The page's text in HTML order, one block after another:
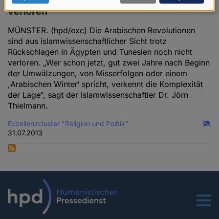
verloren“
MÜNSTER. (hpd/exc) Die Arabischen Revolutionen
sind aus islamwissenschaftlicher Sicht trotz
Rückschlagen in Ägypten und Tunesien noch nicht
verloren. „Wer schon jetzt, gut zwei Jahre nach Beginn
der Umwälzungen, von Misserfolgen oder einem
,Arabischen Winter‘ spricht, verkennt die Komplexität
der Lage“, sagt der Islamwissenschaftler Dr. Jörn
Thielmann.
Exzellenzcluster "Religion und Politik"
31.07.2013
Menu
Daten
und
Cookies